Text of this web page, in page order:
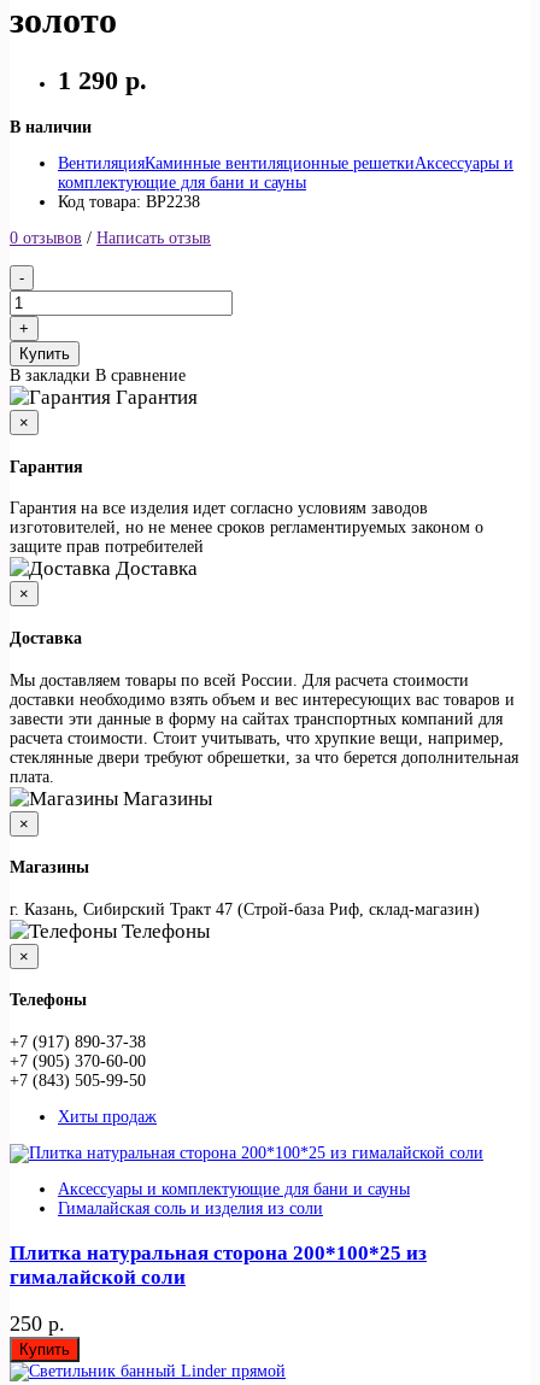
золото
1 290 р.
В наличии
ВентиляцияКаминные вентиляционные решеткиАксессуары и
комплектующие для бани и сауны
Код товара: ВР2238
0 отзывов / Написать отзыв
Купить
В закладки В сравнение
Гарантия
×
Гарантия
Гарантия на все изделия идет согласно условиям заводов
изготовителей, но не менее сроков регламентируемых законом о
защите прав потребителей
Доставка
×
Доставка
Мы доставляем товары по всей России. Для расчета стоимости
доставки необходимо взять объем и вес интересующих вас товаров и
завести эти данные в форму на сайтах транспортных компаний для
расчета стоимости. Стоит учитывать, что хрупкие вещи, например,
стеклянные двери требуют обрешетки, за что берется дополнительная
плата.
Магазины
×
Магазины
г. Казань, Сибирский Тракт 47 (Строй-база Риф, склад-магазин)
Телефоны
×
Телефоны
+7 (917) 890-37-38
+7 (905) 370-60-00
+7 (843) 505-99-50
Хиты продаж
Аксессуары и комплектующие для бани и сауны
Гималайская соль и изделия из соли
Плитка натуральная сторона 200*100*25 из
гималайской соли
250 р.
Купить